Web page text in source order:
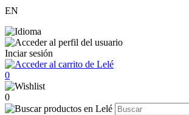
EN
Inciar sesión
0
0